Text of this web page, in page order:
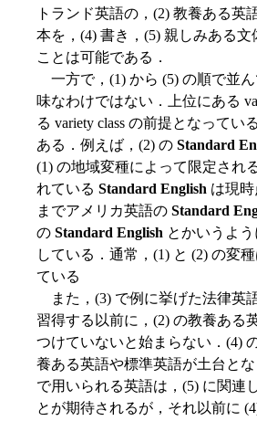
トランド英語の，(2) 教養ある英
本を，(4) 書き，(5) 親しみある文
ことは可能である．
一方で，(1) から (5) の順で並
味なわけではない．上位にある
る variety class の前提となってい
ある．例えば，(2) の Standard
(1) の地域変種によって限定され
れている Standard English は現時
までアメリカ英語の Standard
の Standard English とかいうよ
している．通常，(1) と (2) の変
ている
また，(3) で例に挙げた法律英
習得する以前に，(2) の教養ある
つけていないと始まらない．(4)
養ある英語や標準英語が土台と
で用いられる英語は，(5) に関連
とが期待されるが，それ以前に